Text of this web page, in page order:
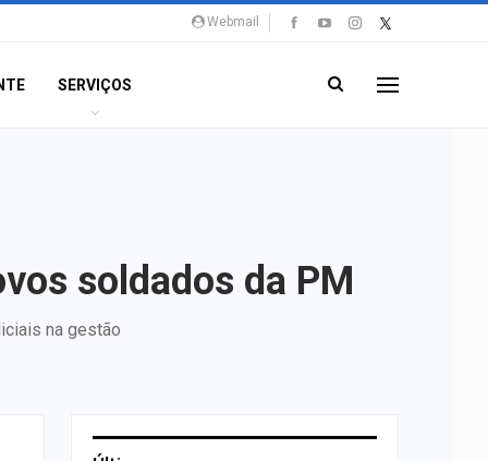
Webmail
SERVIÇOS
soldados da PM
na gestão